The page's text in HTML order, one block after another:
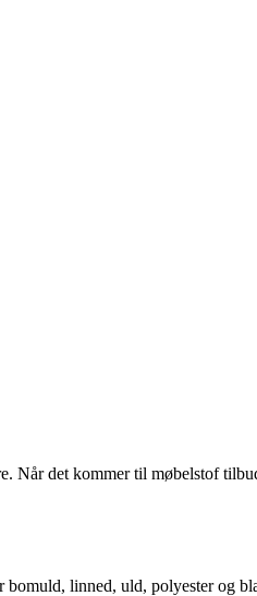
Når det kommer til møbelstof
bomuld, linned, uld, polyester og